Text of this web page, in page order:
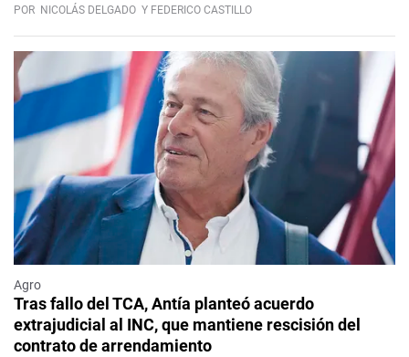
POR NICOLÁS DELGADO Y FEDERICO CASTILLO
Agro
Tras fallo del TCA, Antía planteó acuerdo
extrajudicial al INC, que mantiene rescisión del
contrato de arrendamiento